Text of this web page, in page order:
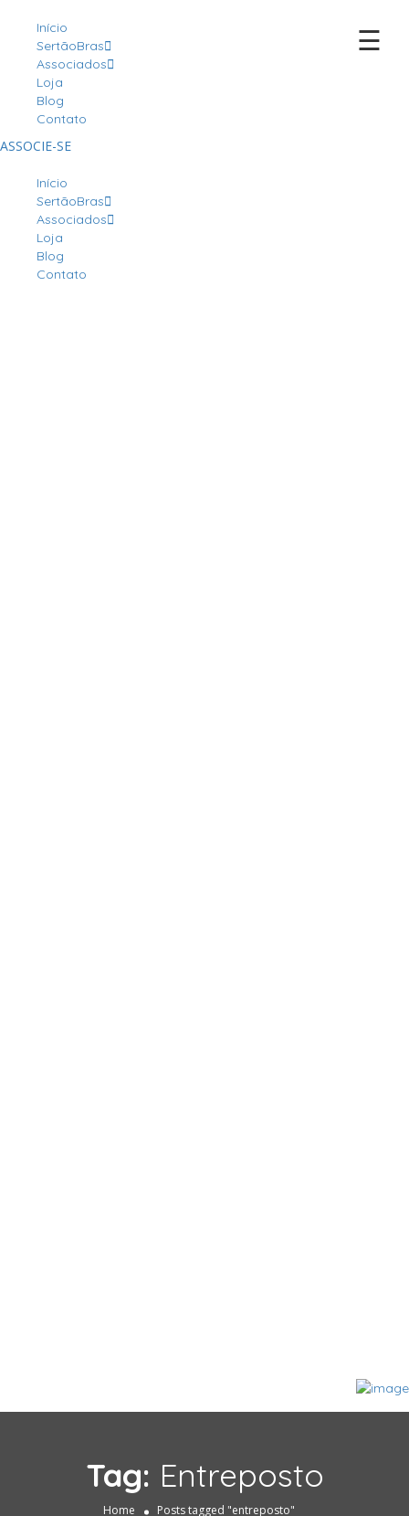
Início
SertãoBras
Associados
Loja
Blog
Contato
ASSOCIE-SE
Início
SertãoBras
Associados
Loja
Blog
Contato
☰
Tag: Entreposto
Home Posts tagged "entreposto"